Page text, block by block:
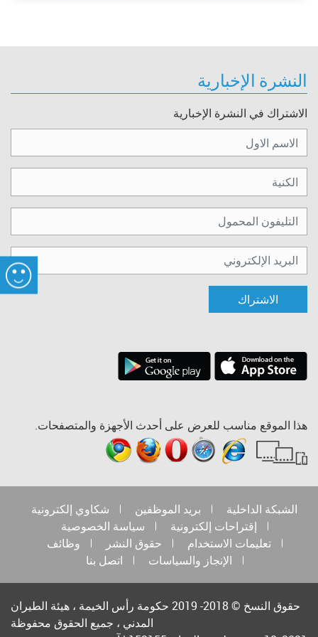
النشرة الإخبارية
الاشتراك في النشرة الإخبارية
الاشتراك
هذا الموقع مناسب للعرض على أحدث الأجهزة والمتصفحات.
الشبكة الداخلية بريد الموظفين
شكاوي إلكترونية
إقتراحات إلكترونية
سياسة الخصوصية
تعليمات الاستخدام
حقوق النشر
وظائف
الإنجاز والسياسات
اتصل بنا
حقوق النسخ © 2018- 2019 حكومة رأس الخيمة ، هيئة الطيران
المدني ، جميع الحقوق محفوظة